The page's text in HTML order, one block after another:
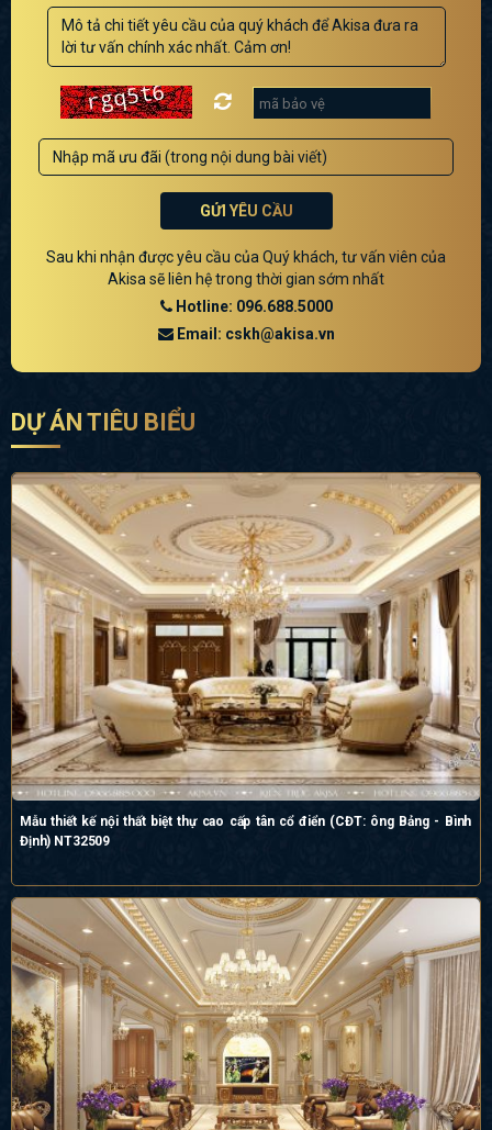
GỬI YÊU CẦU
Sau khi nhận được yêu cầu của Quý khách, tư vấn viên của
Akisa sẽ liên hệ trong thời gian sớm nhất
Hotline: 096.688.5000
Email: cskh@akisa.vn
DỰ ÁN TIÊU BIỂU
Mẫu thiết kế nội thất biệt thự cao cấp tân cổ điển (CĐT: ông Bảng - Bình
Định) NT32509